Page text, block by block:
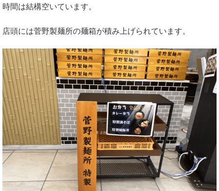
時間は結構空いています。
店頭には菅野製麺所の麺箱が積み上げられています。